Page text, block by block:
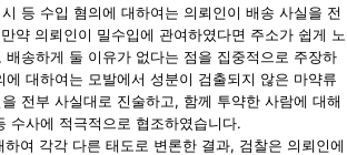
등 수입 혐의에 대하여는 의뢰인이 배송 사실을 전
약 의뢰인이 밀수입에 관여하였다면 주소가 쉽게 노
배송하게 둘 이유가 없다는 점을 집중적으로 주장하
대하여는 모발에서 성분이 검출되지 않은 마약류
전부 사실대로 진술하고, 함께 투약한 사람에 대해
수사에 적극적으로 협조하였습니다.
여 각각 다른 태도로 변론한 결과, 검찰은 의뢰인에